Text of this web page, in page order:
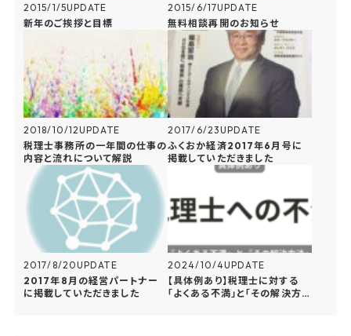
2015/1/5UPDATE
新年のご挨拶と目標
2015/6/17UPDATE
無料相談再開のお知らせ
2018/10/12UPDATE
税理士事務所の一年間の仕事の
内容と流れについて解説
2017/6/23UPDATE
ふくおか経済2017年6月号に
掲載していただきました
2017/8/20UPDATE
2017年8月の経営パートナー
に掲載していただきました
2024/10/4UPDATE
【具体例あり】税理士に対する
「よくある不満」と「その解決方